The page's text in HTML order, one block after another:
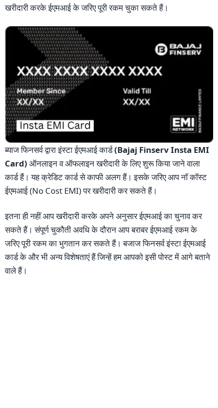
खरीदारी करके ईएमआई के जरिए पूरी रकम चुका सकते हैं।
ब्याज फिनसर्व द्वारा इंस्टा ईएमआई कार्ड(Bajaj Finserv Insta EMI
Card) ऑनलाइन व ऑफलाइन खरीदारी के लिए शुरू किया जाने वाला
कार्ड हैं। यह क्रेडिट कार्ड से काफी अलग हैं। इसके जरिए आप नाॅ काॅस्ट
ईएमआई (No Cost EMI) पर खरीदारी कर सकते हैं।
इतना ही नहीं आप खरीदारी करके अपने अनुसार ईएमआई का चुनाव कर
सकते हैं। संपूर्ण चुकौती अवधि के दौरान आप बराबर ईएमआई रकम के
जरिए पूरी रकम का भुगतान कर सकते हैं। बजाज फिनसर्व इंस्टा ईएमआई
कार्ड के और भी अन्य विशेषताएं हैं जिन्हें हम आपको इसी पोस्ट में आगे बताने
वाले हैं।